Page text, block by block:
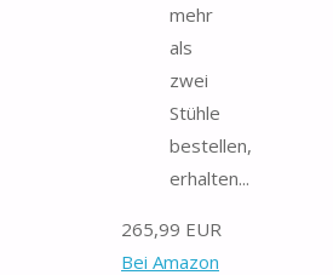
mehr
als
zwei
Stühle
bestellen,
erhalten...
265,99 EUR
Bei Amazon